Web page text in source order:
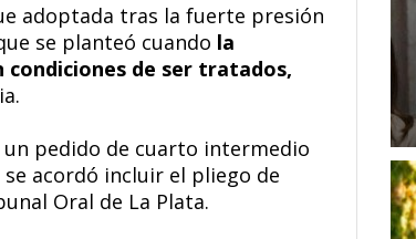
adoptada tras la fuerte presión
se planteó cuando la
condiciones de ser tratados,
un pedido de cuarto intermedio
acordó incluir el pliego de
Oral de La Plata.